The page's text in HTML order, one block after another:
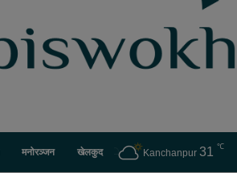
मनोरञ्जन खेलकुद Kanchanpur 31 ℃